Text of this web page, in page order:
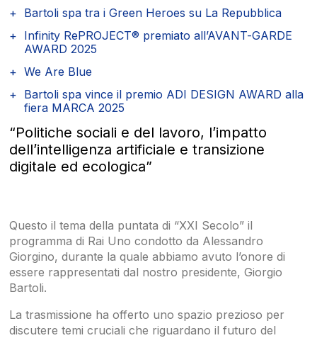
Bartoli spa tra i Green Heroes su La Repubblica
Infinity RePROJECT® premiato all’AVANT-GARDE
AWARD 2025
We Are Blue
Bartoli spa vince il premio ADI DESIGN AWARD alla
fiera MARCA 2025
“Politiche sociali e del lavoro, l’impatto
dell’intelligenza artificiale e transizione
digitale ed ecologica”
Questo il tema della puntata di “XXI Secolo” il
programma di Rai Uno condotto da Alessandro
Giorgino, durante la quale abbiamo avuto l’onore di
essere rappresentati dal nostro presidente, Giorgio
Bartoli.
La trasmissione ha offerto uno spazio prezioso per
discutere temi cruciali che riguardano il futuro del